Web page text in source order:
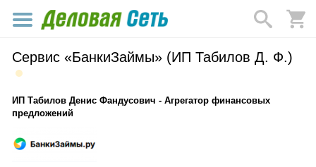
Сервис «БанкиЗаймы» (ИП Табилов Д. Ф.)
ИП Табилов Денис Фандусович - Агрегатор финансовых
предложений